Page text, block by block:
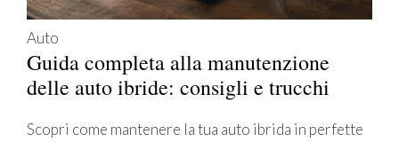
Auto
Guida completa alla manutenzione
delle auto ibride: consigli e trucchi
Scopri come mantenere la tua auto ibrida in perfette